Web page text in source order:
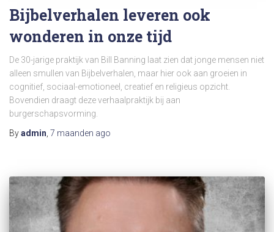
Bijbelverhalen leveren ook
wonderen in onze tijd
De 30-jarige praktijk van Bill Banning laat zien dat jonge mensen niet
alleen smullen van Bijbelverhalen, maar hier ook aan groeien in
cognitief, sociaal-emotioneel, creatief en religieus opzicht.
Bovendien draagt deze verhaalpraktijk bij aan
burgerschapsvorming.
Byadmin 7 maanden ago